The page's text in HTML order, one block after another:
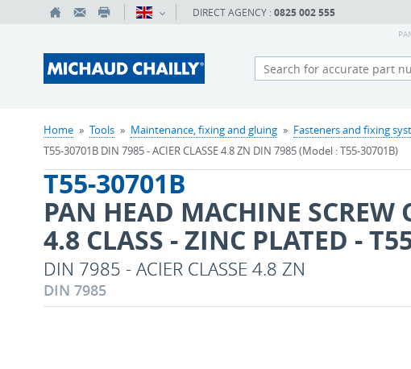
DIRECT AGENCY : 0825 002 555
Home » Tools » Maintenance, fixing and gluing » Fasteners and fixing
T55-30701B DIN 7985 - ACIER CLASSE 4.8 ZN DIN 7985 (Model : T55-30701B)
T55-30701B
PAN HEAD MACHINE SCREW
4.8 CLASS - ZINC PLATED -
DIN 7985 - ACIER CLASSE 4.8 ZN
DIN 7985